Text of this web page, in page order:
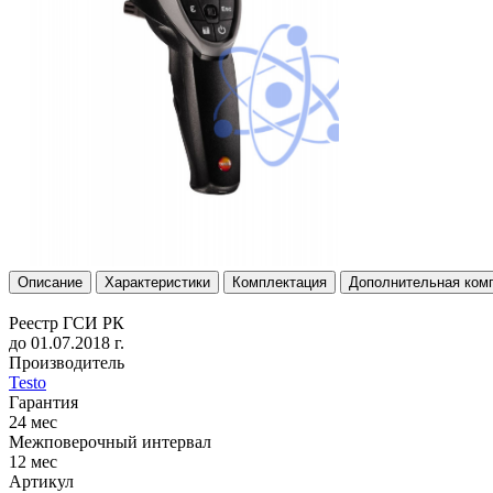
Описание Характеристики Комплектация Дополнительная
Реестр ГСИ РК
до 01.07.2018 г.
Производитель
Testo
Гарантия
24 мес
Межповерочный интервал
12 мес
Артикул